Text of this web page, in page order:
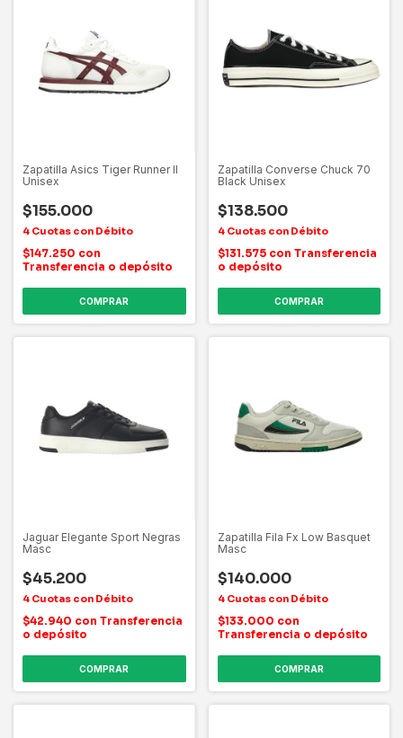
Zapatilla Asics Tiger Runner II
Unisex
$155.000
$147.250 con
Transferencia o depósito
COMPRAR
Zapatilla Converse Chuck 70
Black Unisex
$138.500
$131.575 con Transferencia
o depósito
COMPRAR
Jaguar Elegante Sport Negras
Masc
$45.200
$42.940 con Transferencia
o depósito
COMPRAR
Zapatilla Fila Fx Low Basquet
Masc
$140.000
$133.000 con
Transferencia o depósito
COMPRAR